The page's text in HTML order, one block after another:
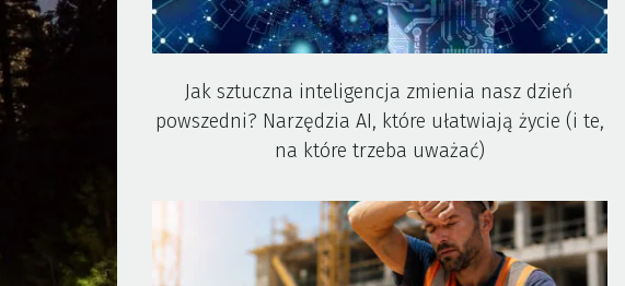
Jak sztuczna inteligencja zmienia nasz dzień
powszedni? Narzędzia AI, które ułatwiają życie (i te,
na które trzeba uważać)